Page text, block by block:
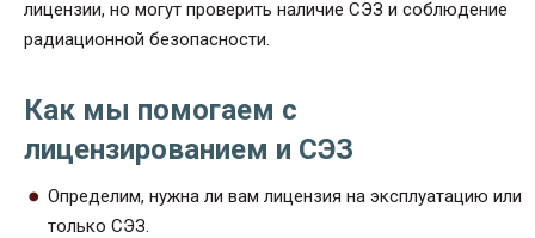
лицензии, но могут проверить наличие СЭЗ и соблюдение
радиационной безопасности.
Как мы помогаем с
лицензированием и СЭЗ
Определим, нужна ли вам лицензия на эксплуатацию или
только СЭЗ.